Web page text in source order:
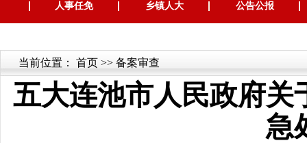
人事任免
乡镇人大 公告公报
当前位置： 首页 >> 备案审查
五大连池市人民政府关
急